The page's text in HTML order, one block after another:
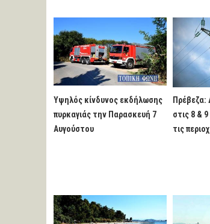
Υψηλός κίνδυνος εκδήλωσης
πυρκαγιάς την Παρασκευή 7
Αυγούστου
Πρέβεζα:
στις 8 &
τις